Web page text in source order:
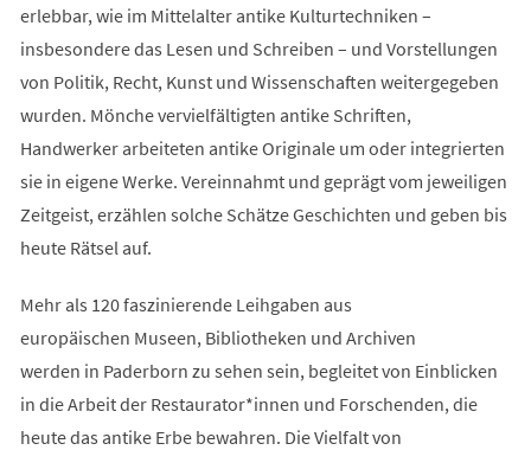
erlebbar, wie im Mittelalter antike Kulturtechniken –
insbesondere das Lesen und Schreiben – und Vorstellungen
von Politik, Recht, Kunst und Wissenschaften weitergegeben
wurden. Mönche vervielfältigten antike Schriften,
Handwerker arbeiteten antike Originale um oder integrierten
sie in eigene Werke. Vereinnahmt und geprägt vom jeweiligen
Zeitgeist, erzählen solche Schätze Geschichten und geben bis
heute Rätsel auf.
Mehr als 120 faszinierende Leihgaben aus
europäischen Museen, Bibliotheken und Archiven
werden in Paderborn zu sehen sein, begleitet von Einblicken
in die Arbeit der Restaurator*innen und Forschenden, die
heute das antike Erbe bewahren. Die Vielfalt von